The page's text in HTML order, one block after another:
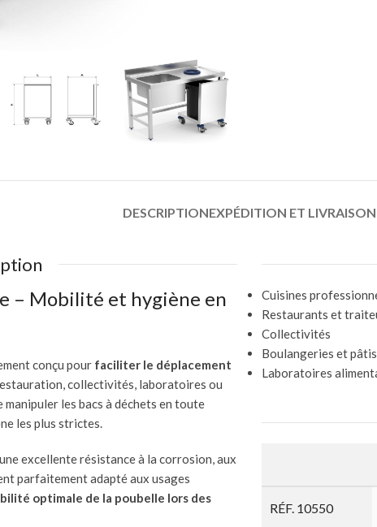
DESCRIPTIONEXPÉDITION ET LIVRAISON
– Mobilité et hygiène en
conçu pour faciliter le déplacement
collectivités, laboratoires ou
les bacs à déchets en toute
les plus strictes.
excellente résistance à la corrosion, aux
parfaitement adapté aux usages
optimale de la poubelle lors des
Cuisines
Restaurants et
Collectivités
Boulangeries et
Laboratoires
RÉF. 10550